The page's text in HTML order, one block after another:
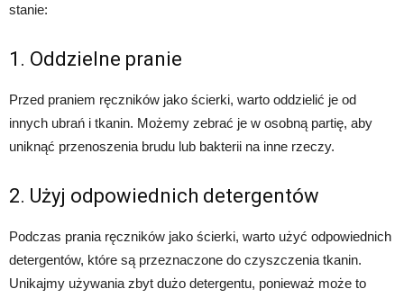
stanie:
1. Oddzielne pranie
Przed praniem ręczników jako ścierki, warto oddzielić je od
innych ubrań i tkanin. Możemy zebrać je w osobną partię, aby
uniknąć przenoszenia brudu lub bakterii na inne rzeczy.
2. Użyj odpowiednich detergentów
Podczas prania ręczników jako ścierki, warto użyć odpowiednich
detergentów, które są przeznaczone do czyszczenia tkanin.
Unikajmy używania zbyt dużo detergentu, ponieważ może to